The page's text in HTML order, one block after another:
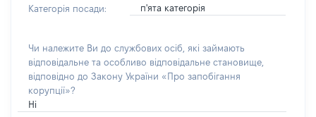
Категорія посади: п'ята категорія
Чи належите Ви до службових осіб, які займають
відповідальне та особливо відповідальне становище,
відповідно до Закону України «Про запобігання
корупції»?
Ні